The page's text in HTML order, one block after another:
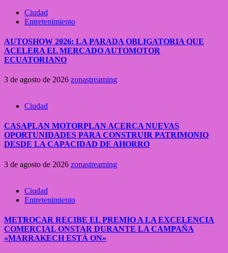
Ciudad
Entretenimiento
AUTOSHOW 2026: LA PARADA OBLIGATORIA QUE
ACELERA EL MERCADO AUTOMOTOR
ECUATORIANO
3 de agosto de 2026 zonastreaming
Ciudad
CASAPLAN MOTORPLAN ACERCA NUEVAS
OPORTUNIDADES PARA CONSTRUIR PATRIMONIO
DESDE LA CAPACIDAD DE AHORRO
3 de agosto de 2026 zonastreaming
Ciudad
Entretenimiento
METROCAR RECIBE EL PREMIO A LA EXCELENCIA
COMERCIAL ONSTAR DURANTE LA CAMPAÑA
«MARRAKECH ESTÁ ON»